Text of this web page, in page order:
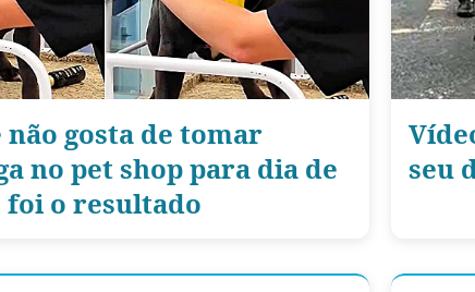
gosta de tomar
no pet shop para dia de
foi o resultado
seu